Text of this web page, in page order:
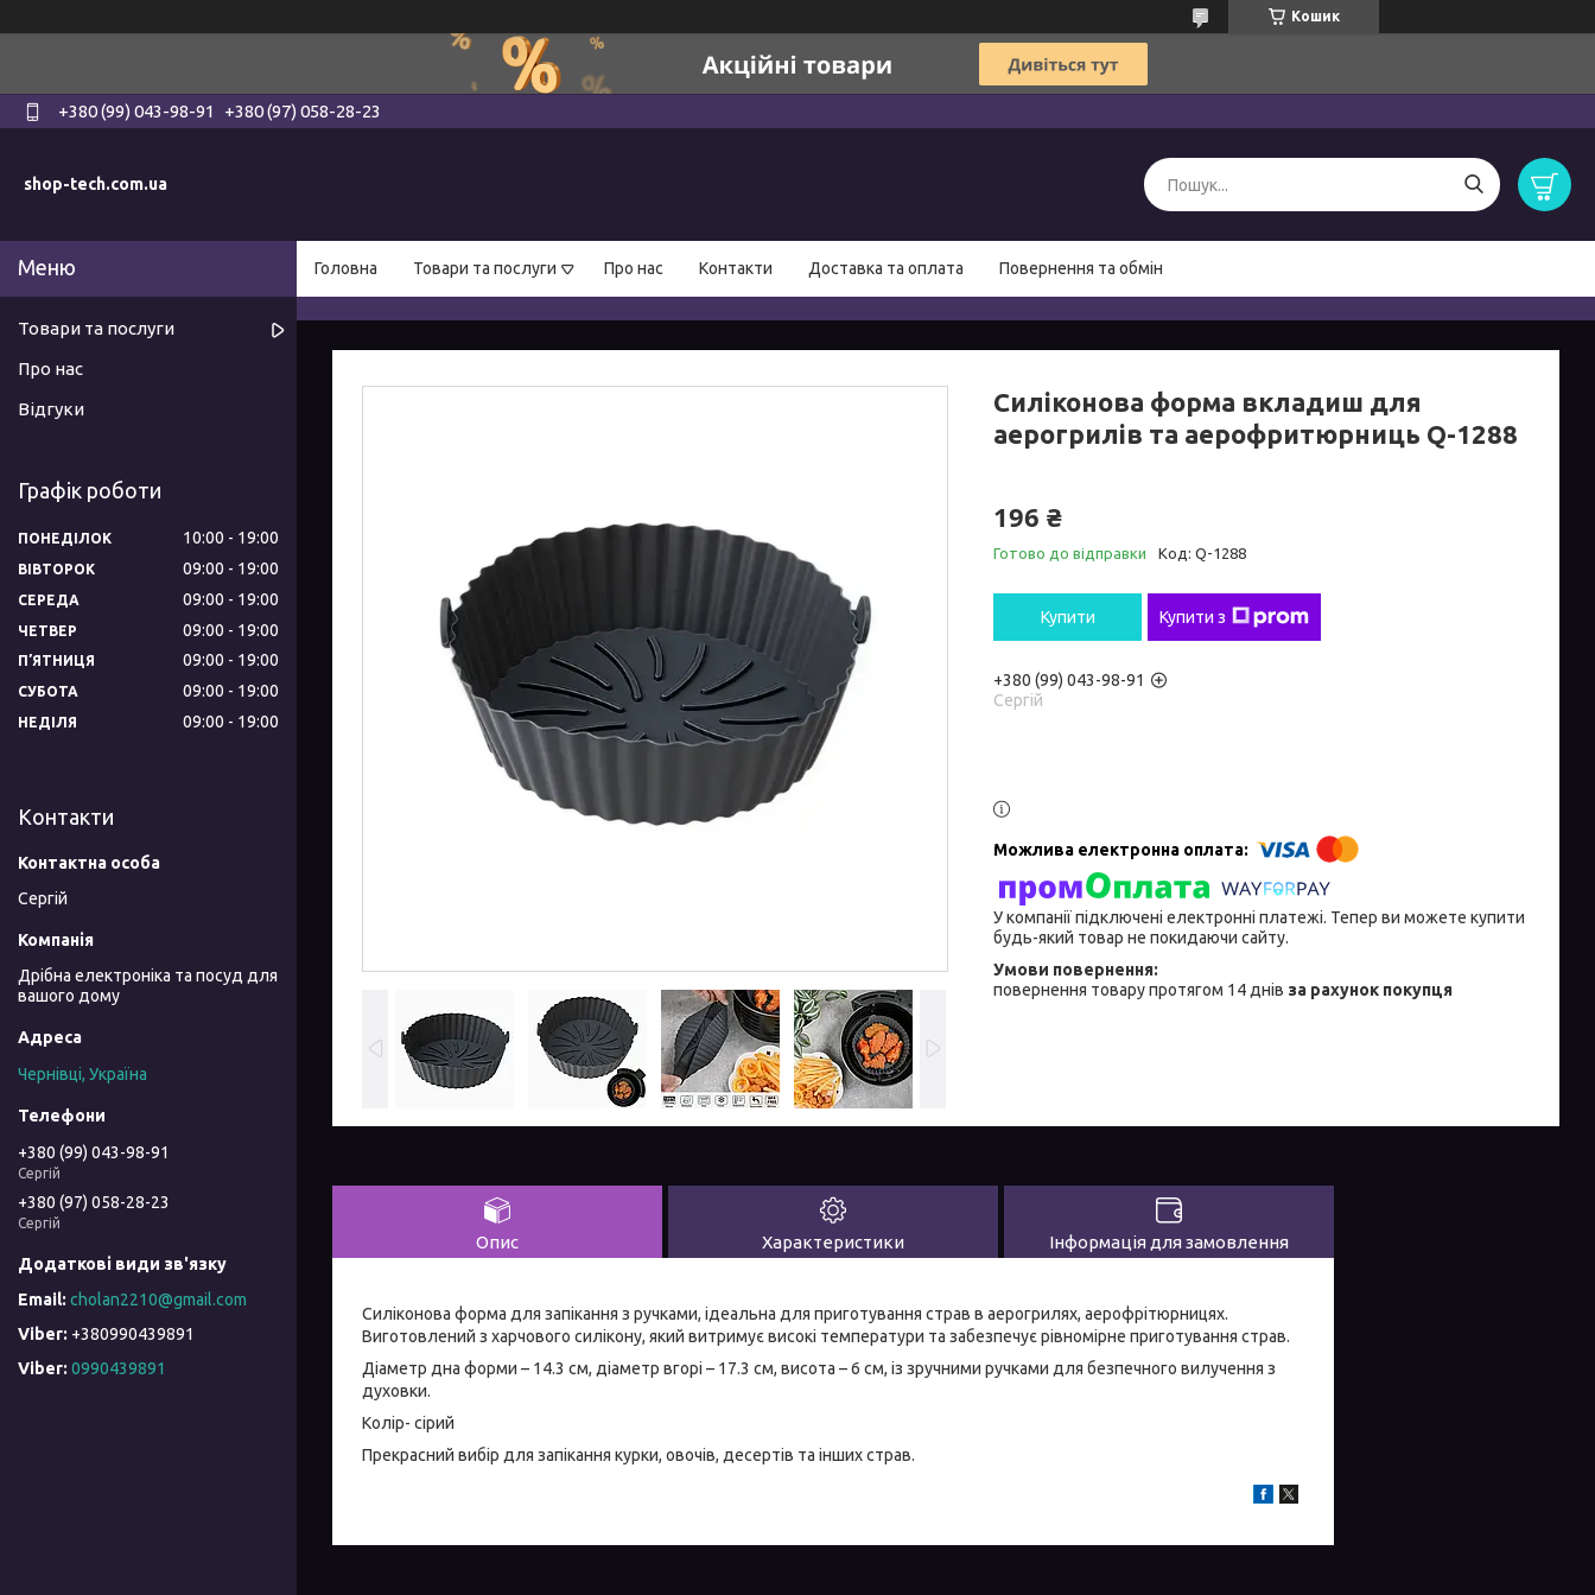
Кошик
+380 (99) 043-98-91 +380 (97) 058-28-23
shop-tech.com.ua
Головна Товари та послуги Про нас Контакти Доставка та оплата Повернення та обмін
Силіконова форма вкладиш для
аерогрилів та аерофритюрниць Q-1288
196 ₴
Готово до відправки Код: Q-1288
Купити Купити з
+380 (99) 043-98-91
Сергій
У компанії підключені електронні платежі. Тепер ви можете купити
будь-який товар не покидаючи сайту.
повернення товару протягом 14 днів за рахунок покупця
Опис Характеристики Інформація для замовлення
Силіконова форма для запікання з ручками, ідеальна для приготування страв в аерогрилях, аерофрітюрницях.
Виготовлений з харчового силікону, який витримує високі температури та забезпечує рівномірне приготування страв.
Діаметр дна форми – 14.3 см, діаметр вгорі – 17.3 см, висота – 6 см, із зручними ручками для безпечного вилучення з
духовки.
Колір- сірий
Прекрасний вибір для запікання курки, овочів, десертів та інших страв.
Товари та послуги
Про нас
Відгуки
Графік роботи
ПОНЕДІЛОК 10:00 19:00
ВІВТОРОК 09:00 19:00
СЕРЕДА 09:00 19:00
ЧЕТВЕР 09:00 19:00
ПʼЯТНИЦЯ 09:00 19:00
СУБОТА 09:00 19:00
НЕДІЛЯ 09:00 19:00
Контакти
Сергій
Дрібна електроніка та посуд для
вашого дому
Чернівці, Україна
+380 (99) 043-98-91
Сергій
+380 (97) 058-28-23
Сергій
cholan2210@gmail.com
+380990439891
Viber 0990439891